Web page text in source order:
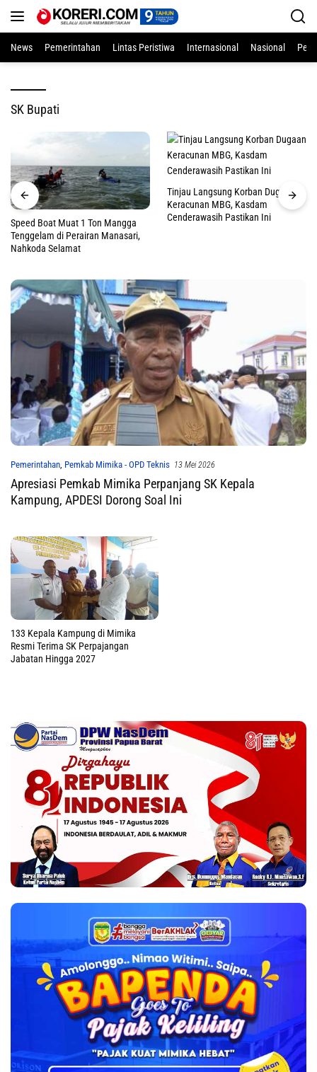
News
Pemerintahan Lintas Peristiwa Internasional Nasional
SK Bupati
Speed Boat Muat 1 Ton Mangga
Tenggelam di Perairan Manasari,
Nahkoda Selamat
Tinjau Langsung Korban Dugaan
Keracunan MBG, Kasdam
Cenderawasih Pastikan Ini
Pemerintahan, Pemkab Mimika - OPD Teknis 13 Mei 2026
Apresiasi Pemkab Mimika Perpanjang SK Kepala
Kampung, APDESI Dorong Soal Ini
133 Kepala Kampung di Mimika
Resmi Terima SK Perpajangan
Jabatan Hingga 2027